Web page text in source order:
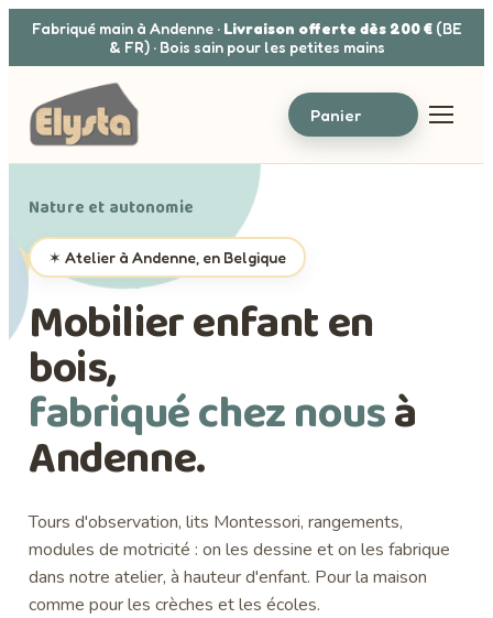
Fabriqué main à Andenne · Livraison offerte dès 200 €(BE
& FR) · Bois sain pour les petites mains
Panier
Nature et autonomie
✶ Atelier à Andenne, en Belgique
Mobilier enfant en
bois,
fabriqué chez nousà
Andenne.
Tours d'observation, lits Montessori, rangements,
modules de motricité : on les dessine et on les fabrique
dans notre atelier, à hauteur d'enfant. Pour la maison
comme pour les crèches et les écoles.